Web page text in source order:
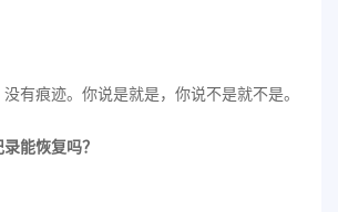
有痕迹。你说是就是，你说不是就不是。
能恢复吗？